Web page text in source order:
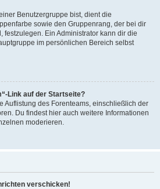
Benutzergruppe bist, dient die
sowie den Gruppenrang, der bei dir
festzulegen. Ein Administrator kann dir die
im persönlichen Bereich selbst
Link auf der Startseite?
Auflistung des Forenteams, einschließlich der
Du findest hier auch weitere Informationen
moderieren.
verschicken!